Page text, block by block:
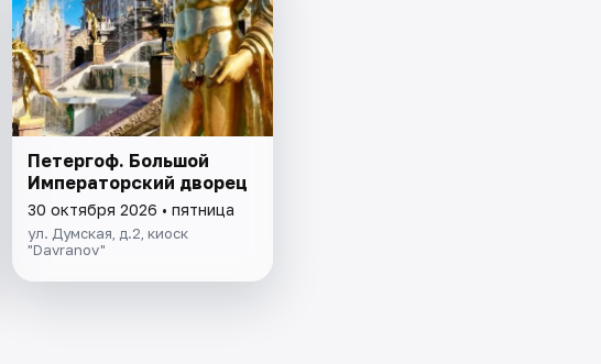
Петергоф. Большой
Императорский дворец
30 октября 2026 • пятница
ул. Думская, д.2, киоск
"Davranov"